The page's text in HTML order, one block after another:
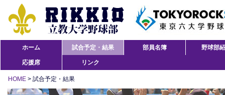
ホーム 試合予定・結果 部員名簿 野球部
応援席 リンク
HOME > 試合予定・結果